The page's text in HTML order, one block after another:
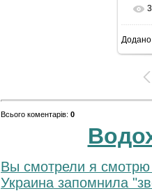
Додано
Всього коментарів: 0
Вы смотрели я
Украина запомнила